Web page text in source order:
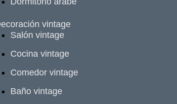
vintage
Salón vintage
Cocina vintage
Comedor vintage
Baño vintage